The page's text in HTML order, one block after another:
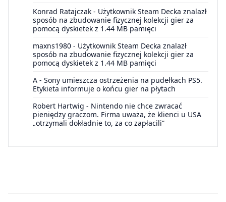
Konrad Ratajczak - Użytkownik Steam Decka znalazł
sposób na zbudowanie fizycznej kolekcji gier za
pomocą dyskietek z 1.44 MB pamięci
maxns1980 - Użytkownik Steam Decka znalazł
sposób na zbudowanie fizycznej kolekcji gier za
pomocą dyskietek z 1.44 MB pamięci
A - Sony umieszcza ostrzeżenia na pudełkach PS5.
Etykieta informuje o końcu gier na płytach
Robert Hartwig - Nintendo nie chce zwracać
pieniędzy graczom. Firma uważa, że klienci u USA
„otrzymali dokładnie to, za co zapłacili”